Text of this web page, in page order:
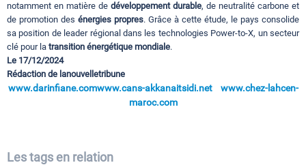
notamment en matière de développement durable, de neutralité carbone et
de promotion des énergies propres. Grâce à cette étude, le pays consolide
sa position de leader régional dans les technologies Power-to-X, un secteur
clé pour la transition énergétique mondiale.
Le 17/12/2024
Rédaction de lanouvelletribune
www.darinfiane.comwww.cans-akkanaitsidi.net
www.chez-lahcen-
maroc.com
Les tags en relation